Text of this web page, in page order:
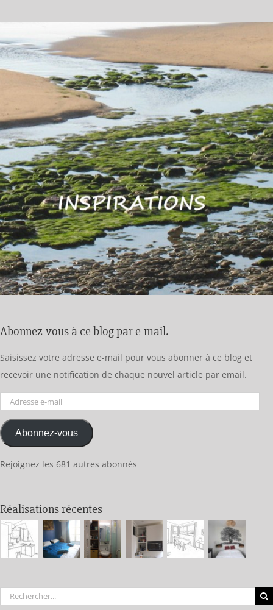
Abonnez-vous à ce blog par e-mail.
Saisissez votre adresse e-mail pour vous abonner à ce blog et
recevoir une notification de chaque nouvel article par email.
Adresse
mailAbonnez-vous
Rejoignez les 681 autres abonnés
Réalisations récentes
Rechercher: